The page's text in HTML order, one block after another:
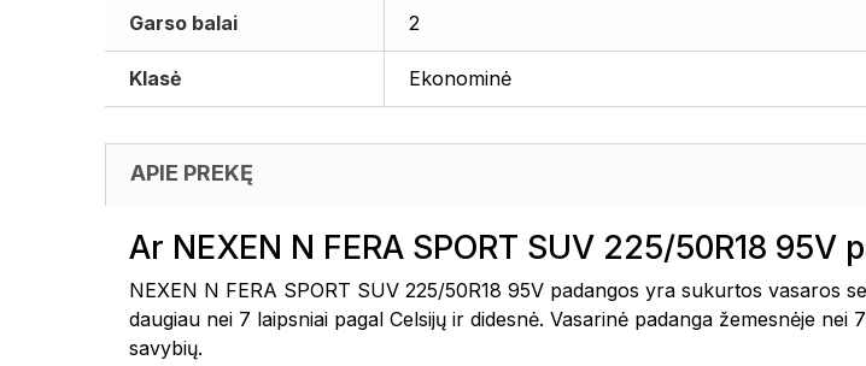
Garso balai 2
Klasė Ekonominė
APIE PREKĘ
Ar NEXEN N FERA SPORT SUV 225/50R18
NEXEN N FERA SPORT SUV 225/50R18 95V padangos yra sukurtos vasaros
daugiau nei 7 laipsniai pagal Celsijų ir didesnė. Vasarinė padanga žemesnėje
savybių.